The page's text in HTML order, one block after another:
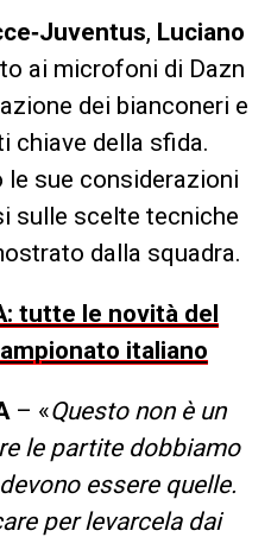
, Luciano
ai microfoni di Dazn
dei bianconeri e
chiave della sfida.
le sue considerazioni
sulle scelte tecniche
dalla squadra.
tutte le novità del
italiano
– «Questo non è un
le partite dobbiamo
essere quelle.
per levarcela dai